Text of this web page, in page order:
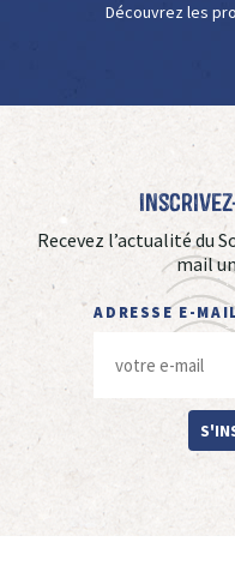
Découvrez les
Recevez l’actualité du
mail
ADRESSE E-